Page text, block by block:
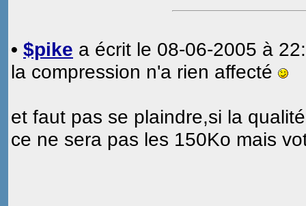
• $pike a écrit le 08-06-2005 à
la compression n'a rien affecté
et faut pas se plaindre,si la
ce ne sera pas les 150Ko mais